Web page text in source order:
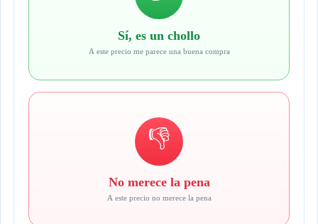
Sí, es un chollo
A este precio me parece una buena compra
👎
No merece la pena
A este precio no merece la pena